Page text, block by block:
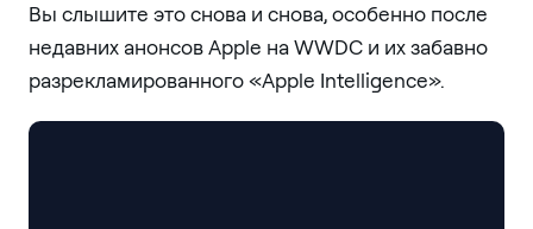
Вы слышите это снова и снова, особенно после
недавних анонсов Apple на WWDC и их забавно
разрекламированного «Apple Intelligence».